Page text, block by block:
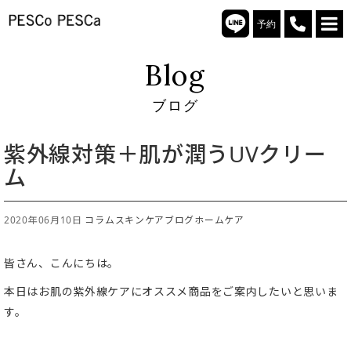
予約
Blog
ブログ
紫外線対策＋肌が潤うUVクリー
ム
2020年06月10日 コラム スキンケアブログホームケア
皆さん、こんにちは。
本日はお肌の紫外線ケアにオススメ商品をご案内したいと思いま
す。